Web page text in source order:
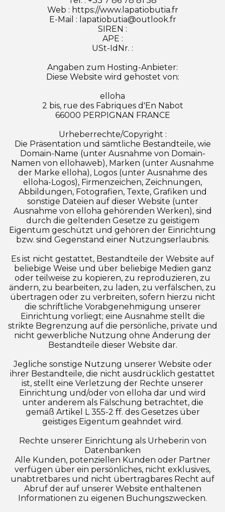
Web : https://www.lapatiobutia.fr
E-Mail : lapatiobutia@outlook.fr
SIREN :
APE :
USt-IdNr. :
Angaben zum Hosting-Anbieter:
Diese Website wird gehostet von:
elloha
2 bis, rue des Fabriques d'En Nabot
66000 PERPIGNAN FRANCE
Urheberrechte/Copyright :
Die Präsentation und sämtliche Bestandteile, wie
Domain-Name (unter Ausnahme von Domain-
Namen von ellohaweb), Marken (unter Ausnahme
der Marke elloha), Logos (unter Ausnahme des
elloha-Logos), Firmenzeichen, Zeichnungen,
Abbildungen, Fotografien, Texte, Grafiken und
sonstige Dateien auf dieser Website (unter
Ausnahme von elloha gehörenden Werken), sind
durch die geltenden Gesetze zu geistigem
Eigentum geschützt und gehören der Einrichtung
bzw. sind Gegenstand einer Nutzungserlaubnis.
Es ist nicht gestattet, Bestandteile der Website auf
beliebige Weise und über beliebige Medien ganz
oder teilweise zu kopieren, zu reproduzieren, zu
ändern, zu bearbeiten, zu laden, zu verfälschen, zu
übertragen oder zu verbreiten, sofern hierzu nicht
die schriftliche Vorabgenehmigung unserer
Einrichtung vorliegt; eine Ausnahme stellt die
strikte Begrenzung auf die persönliche, private und
nicht gewerbliche Nutzung ohne Änderung der
Bestandteile dieser Website dar.
Jegliche sonstige Nutzung unserer Website oder
ihrer Bestandteile, die nicht ausdrücklich gestattet
ist, stellt eine Verletzung der Rechte unserer
Einrichtung und/oder von elloha dar und wird
unter anderem als Fälschung betrachtet, die
gemäß Artikel L 355-2 ff. des Gesetzes über
geistiges Eigentum geahndet wird.
Rechte unserer Einrichtung als Urheberin von
Datenbanken
Alle Kunden, potenziellen Kunden oder Partner
verfügen über ein persönliches, nicht exklusives,
unabtretbares und nicht übertragbares Recht auf
Abruf der auf unserer Website enthaltenen
Informationen zu eigenen Buchungszwecken.